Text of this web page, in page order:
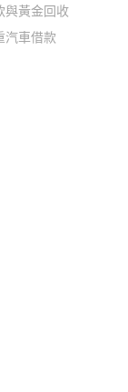
與黃金回收
汽車借款